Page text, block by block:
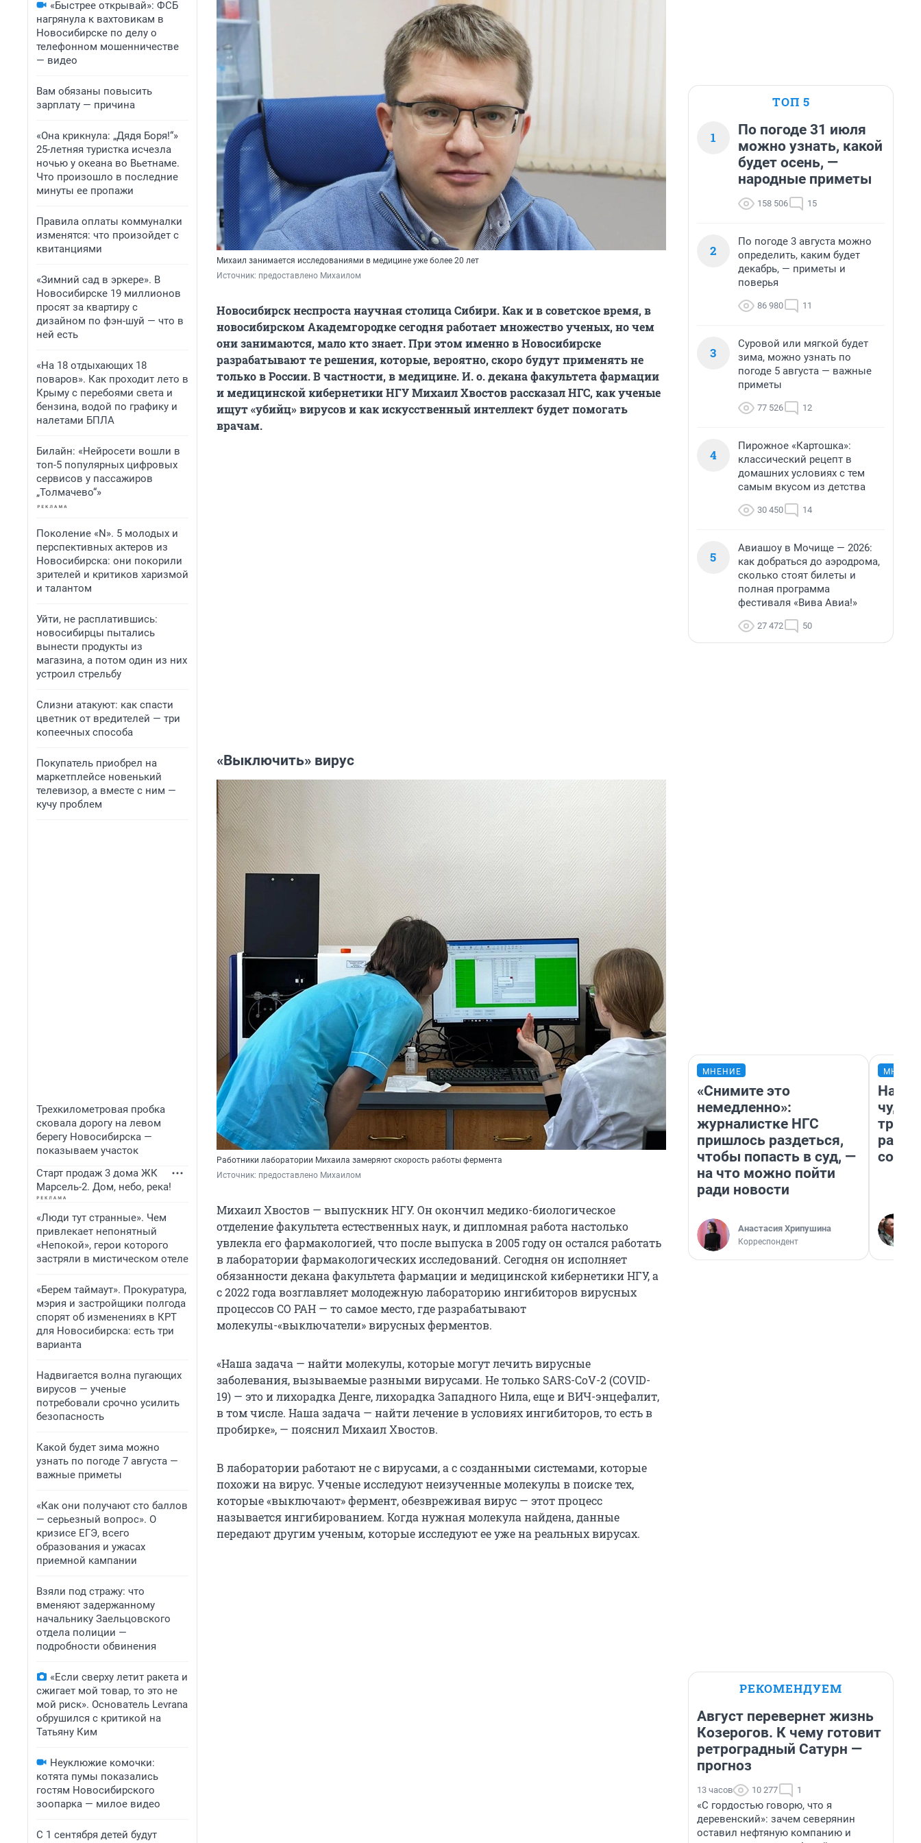
«Быстрее открывай»: ФСБ
нагрянула к вахтовикам в
Новосибирске по делу о
телефонном мошенничестве
— видео
Вам обязаны повысить
зарплату — причина
«Она крикнула: „Дядя Боря!“»
25-летняя туристка исчезла
ночью у океана во Вьетнаме.
Что произошло в последние
минуты ее пропажи
Правила оплаты коммуналки
изменятся: что произойдет с
квитанциями
«Зимний сад в эркере». В
Новосибирске 19 миллионов
просят за квартиру с
дизайном по фэн-шуй — что в
ней есть
«На 18 отдыхающих 18
поваров». Как проходит лето в
Крыму с перебоями света и
бензина, водой по графику и
налетами БПЛА
Билайн: «Нейросети вошли в
топ-5 популярных цифровых
сервисов у пассажиров
„Толмачево“»
Поколение «N». 5 молодых и
перспективных актеров из
Новосибирска: они покорили
зрителей и критиков харизмой
и талантом
Уйти, не расплатившись:
новосибирцы пытались
вынести продукты из
магазина, а потом один из них
устроил стрельбу
Слизни атакуют: как спасти
цветник от вредителей — три
копеечных способа
Покупатель приобрел на
маркетплейсе новенький
телевизор, а вместе с ним —
кучу проблем
Трехкилометровая пробка
сковала дорогу на левом
берегу Новосибирска —
показываем участок
Старт продаж 3 дома ЖК
Марсель-2. Дом, небо, река!
«Люди тут странные». Чем
привлекает непонятный
«Непокой», герои которого
застряли в мистическом отеле
«Берем таймаут». Прокуратура,
мэрия и застройщики полгода
спорят об изменениях в КРТ
для Новосибирска: есть три
варианта
Надвигается волна пугающих
вирусов — ученые
потребовали срочно усилить
безопасность
Какой будет зима можно
узнать по погоде 7 августа —
важные приметы
«Как они получают сто баллов
— серьезный вопрос». О
кризисе ЕГЭ, всего
образования и ужасах
приемной кампании
Взяли под стражу: что
вменяют задержанному
начальнику Заельцовского
отдела полиции —
подробности обвинения
«Если сверху летит ракета и
сжигает мой товар, то это не
мой риск». Основатель Levrana
обрушился с критикой на
Татьяну Ким
Неуклюжие комочки:
котята пумы показались
гостям Новосибирского
зоопарка — милое видео
С 1 сентября детей будут
Михаил занимается исследованиями в медицине уже более 20 лет
Источник: предоставлено Михаилом
Новосибирск неспроста научная столица Сибири. Как и в советское время, в
новосибирском Академгородке сегодня работает множество ученых, но чем
они занимаются, мало кто знает. При этом именно в Новосибирске
разрабатывают те решения, которые, вероятно, скоро будут применять не
только в России. В частности, в медицине. И. о. декана факультета фармации
и медицинской кибернетики НГУ Михаил Хвостов рассказал НГС, как ученые
ищут «убийц» вирусов и как искусственный интеллект будет помогать
врачам.
«Выключить» вирус
Работники лаборатории Михаила замеряют скорость работы фермента
Источник: предоставлено Михаилом
Михаил Хвостов — выпускник НГУ. Он окончил медико-биологическое
отделение факультета естественных наук, и дипломная работа настолько
увлекла его фармакологией, что после выпуска в 2005 году он остался работать
в лаборатории фармакологических исследований. Сегодня он исполняет
обязанности декана факультета фармации и медицинской кибернетики НГУ, а
с 2022 года возглавляет молодежную лабораторию ингибиторов вирусных
процессов СО РАН — то самое место, где разрабатывают
молекулы-«выключатели» вирусных ферментов.
«Наша задача — найти молекулы, которые могут лечить вирусные
заболевания, вызываемые разными вирусами. Не только SARS-CoV-2 (COVID-
19) — это и лихорадка Денге, лихорадка Западного Нила, еще и ВИЧ-энцефалит,
в том числе. Наша задача — найти лечение в условиях ингибиторов, то есть в
пробирке», — пояснил Михаил Хвостов.
В лаборатории работают не с вирусами, а с созданными системами, которые
похожи на вирус. Ученые исследуют неизученные молекулы в поиске тех,
которые «выключают» фермент, обезвреживая вирус — этот процесс
называется ингибированием. Когда нужная молекула найдена, данные
передают другим ученым, которые исследуют ее уже на реальных вирусах.
ТОП 5
1
По погоде 31 июля
можно узнать, какой
будет осень, —
народные приметы
158 506 15
2
По погоде 3 августа можно
определить, каким будет
декабрь, — приметы и
поверья
86 980 11
3
Суровой или мягкой будет
зима, можно узнать по
погоде 5 августа — важные
приметы
77 526 12
4
Пирожное «Картошка»:
классический рецепт в
домашних условиях с тем
самым вкусом из детства
30 450 14
5
Авиашоу в Мочище — 2026:
как добраться до аэродрома,
сколько стоят билеты и
полная программа
фестиваля «Вива Авиа!»
27 472 50
МНЕНИЕ
«Снимите это
немедленно»:
журналистке НГС
пришлось раздеться,
чтобы попасть в суд, —
на что можно пойти
ради новости
Анастасия Хрипушина
Корреспондент
РЕКОМЕНДУЕМ
Август перевернет жизнь
Козерогов. К чему готовит
ретроградный Сатурн —
прогноз
13 часов 10 277 1
«С гордостью говорю, что я
деревенский»: зачем северянин
оставил нефтяную компанию и